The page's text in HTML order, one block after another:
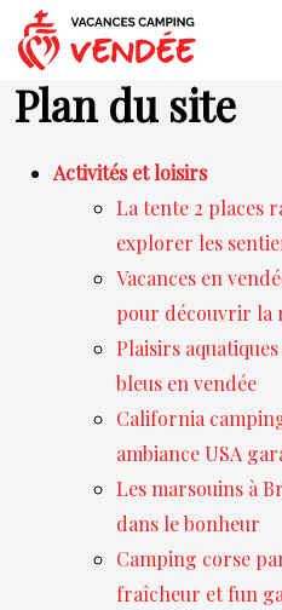
Plan du site
Activités et loisirs
La tente 2 places
explorer les
Vacances en
pour découvrir la
Plaisirs
bleus en vendée
California
ambiance USA
Les marsouins à
dans le bonheur
Camping corse
fraîcheur et fun